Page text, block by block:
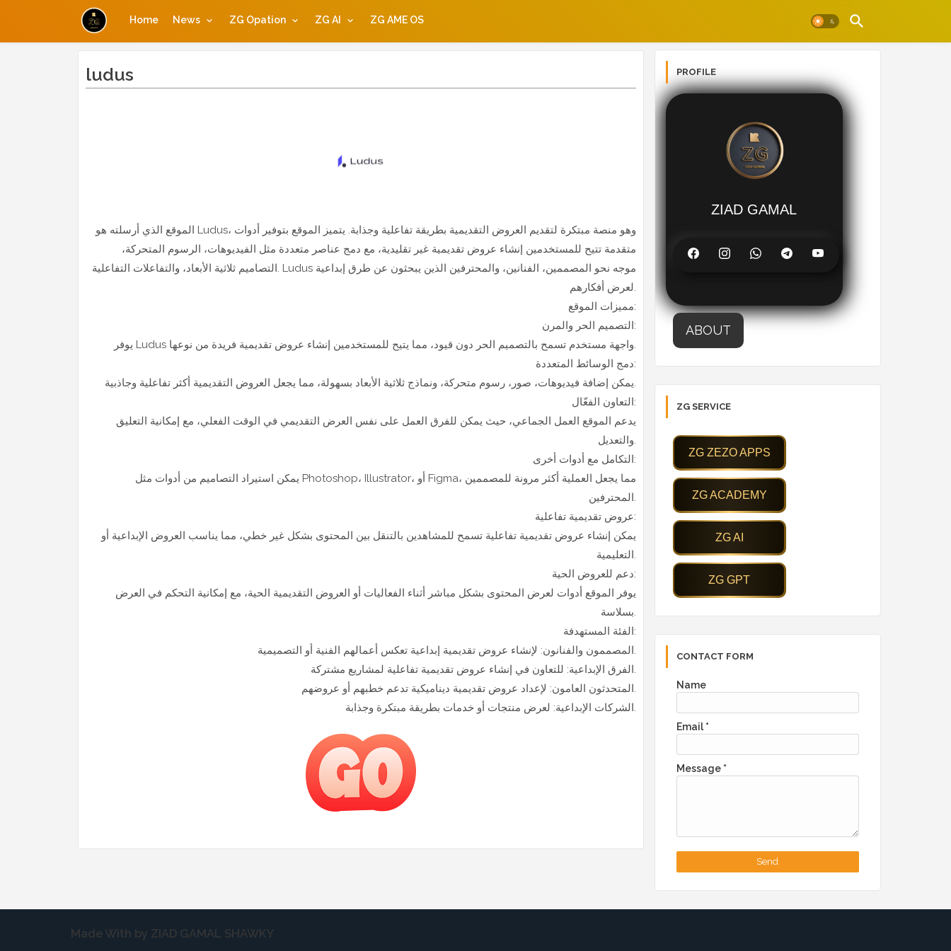
Home News ZG Opation ZG AI ZG AME OS
ludus
الموقع الذي أرسلته هو Ludus، وهو منصة مبتكرة لتقديم العروض التقديمية بطريقة تفاعلية وجذابة. يتميز الموقع بتوفير أدوات
متقدمة تتيح للمستخدمين إنشاء عروض تقديمية غير تقليدية، مع دمج عناصر متعددة مثل الفيديوهات، الرسوم المتحركة،
التصاميم ثلاثية الأبعاد، والتفاعلات التفاعلية. Ludus موجه نحو المصممين، الفنانين، والمحترفين الذين يبحثون عن طرق إبداعية
لعرض أفكارهم.
مميزات الموقع:
التصميم الحر والمرن:
يوفر Ludus واجهة مستخدم تسمح بالتصميم الحر دون قيود، مما يتيح للمستخدمين إنشاء عروض تقديمية فريدة من نوعها.
دمج الوسائط المتعددة:
يمكن إضافة فيديوهات، صور، رسوم متحركة، ونماذج ثلاثية الأبعاد بسهولة، مما يجعل العروض التقديمية أكثر تفاعلية وجاذبية.
التعاون الفعّال:
يدعم الموقع العمل الجماعي، حيث يمكن للفرق العمل على نفس العرض التقديمي في الوقت الفعلي، مع إمكانية التعليق
والتعديل.
التكامل مع أدوات أخرى:
يمكن استيراد التصاميم من أدوات مثل Photoshop، Illustrator، أو Figma، مما يجعل العملية أكثر مرونة للمصممين
المحترفين.
عروض تقديمية تفاعلية:
يمكن إنشاء عروض تقديمية تفاعلية تسمح للمشاهدين بالتنقل بين المحتوى بشكل غير خطي، مما يناسب العروض الإبداعية أو
التعليمية.
دعم للعروض الحية:
يوفر الموقع أدوات لعرض المحتوى بشكل مباشر أثناء الفعاليات أو العروض التقديمية الحية، مع إمكانية التحكم في العرض
بسلاسة.
الفئة المستهدفة:
المصممون والفنانون: لإنشاء عروض تقديمية إبداعية تعكس أعمالهم الفنية أو التصميمية.
الفرق الإبداعية: للتعاون في إنشاء عروض تقديمية تفاعلية لمشاريع مشتركة.
المتحدثون العامون: لإعداد عروض تقديمية ديناميكية تدعم خطبهم أو عروضهم.
الشركات الإبداعية: لعرض منتجات أو خدمات بطريقة مبتكرة وجذابة.
PROFILE
ZIAD GAMAL
ABOUT
ZG SERVICE
CONTACT FORM
Name
Email *
Message *
Made With by ZIAD GAMAL SHAWKY